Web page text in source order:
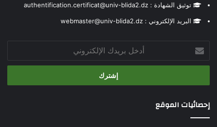
توثيق الشهادة : authentification.certificat@univ-blida2.dz
البريد الإلكتروني : webmaster@univ-blida2.dz
بريدك
الإلكتروني
إحصائيات الموقع